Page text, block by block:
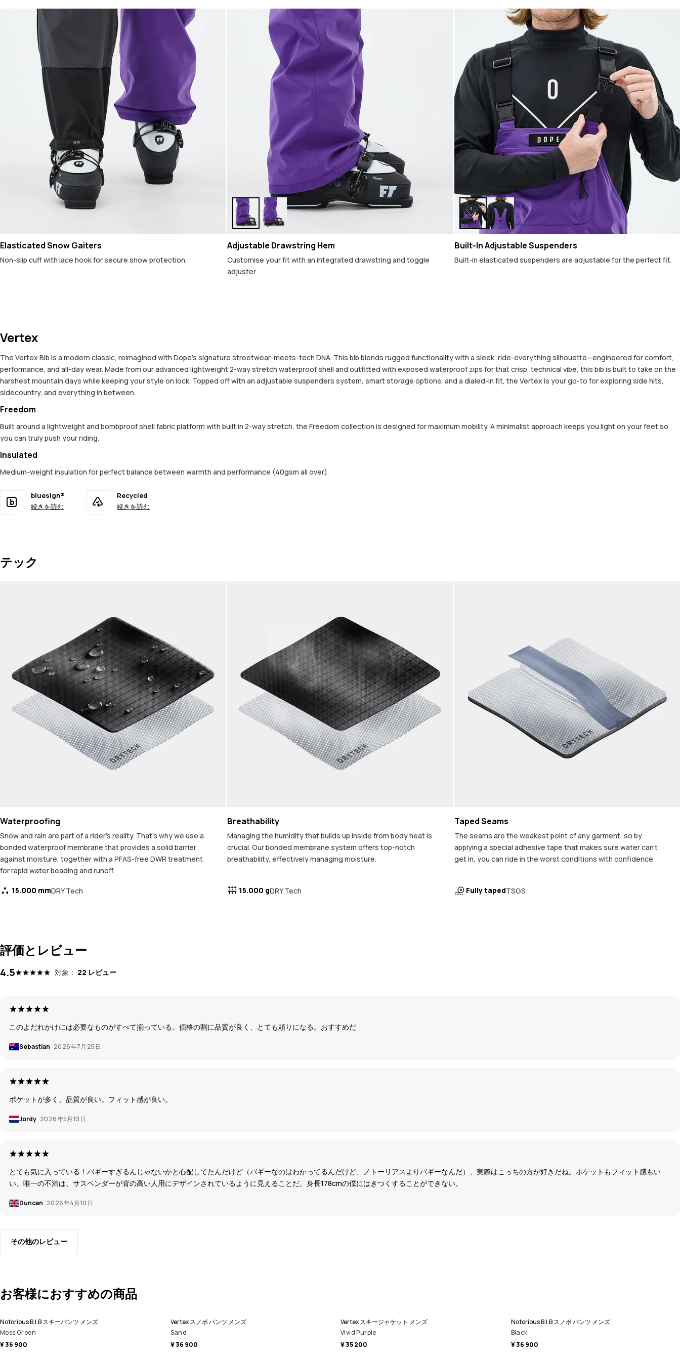
Elasticated Snow Gaiters
Non-slip cuff with lace hook for secure snow protection.
Adjustable Drawstring Hem
Customise your fit with an integrated drawstring and toggle
adjuster.
Built-In Adjustable Suspenders
Built-in elasticated suspenders are adjustable for the perfect fit.
Vertex
The Vertex Bib is a modern classic, reimagined with Dope’s signature streetwear-meets-tech DNA. This bib blends rugged functionality with a sleek, ride-everything silhouette—engineered for comfort,
performance, and all-day wear. Made from our advanced lightweight 2-way stretch waterproof shell and outfitted with exposed waterproof zips for that crisp, technical vibe, this bib is built to take on the
harshest mountain days while keeping your style on lock. Topped off with an adjustable suspenders system, smart storage options, and a dialed-in fit, the Vertex is your go-to for exploring side hits,
sidecountry, and everything in between.
Freedom
Built around a lightweight and bombproof shell fabric platform with built in 2-way stretch, the Freedom collection is designed for maximum mobility. A minimalist approach keeps you light on your feet so
you can truly push your riding.
Insulated
Medium-weight insulation for perfect balance between warmth and performance (40gsm all over).
bluesign®
続きを読む
Recycled
続きを読む
テック
Waterproofing
Snow and rain are part of a rider's reality. That's why we use a
bonded waterproof membrane that provides a solid barrier
against moisture, together with a PFAS-free DWR treatment
for rapid water beading and runoff.
15.000 mmDRY Tech
Breathability
Managing the humidity that builds up inside from body heat is
crucial. Our bonded membrane system offers top-notch
breathability, effectively managing moisture.
15.000 gDRY Tech
Taped Seams
The seams are the weakest point of any garment, so by
applying a special adhesive tape that makes sure water can't
get in, you can ride in the worst conditions with confidence.
Fully tapedTSGS
評価とレビュー
4.5 対象： 22 レビュー
このよだれかけには必要なものがすべて揃っている。価格の割に品質が良く、とても頼りになる。おすすめだ
Sebastian 2026年7月25日
ポケットが多く、品質が良い。フィット感が良い。
Jordy 2026年5月19日
とても気に入っている！バギーすぎるんじゃないかと心配してたんだけど（バギーなのはわかってるんだけど、ノトーリアスよりバギーなんだ）、実際はこっちの方が好きだね。ポケットもフィット感もい
い。唯一の不満は、サスペンダーが背の高い人用にデザインされているように見えることだ。身長178cmの僕にはきつくすることができない。
Duncan 2026年4月10日
その他のレビュー
お客様におすすめの商品
Notorious B.I.B スキーパンツ メンズ
Moss Green
¥ 36 900
Vertex スノボ パンツ メンズ
Sand
¥ 36 900
Vertex スキージャケット メンズ
Vivid Purple
¥ 35 200
Notorious B.I.B スノボ パンツ メンズ
Black
¥ 36 900